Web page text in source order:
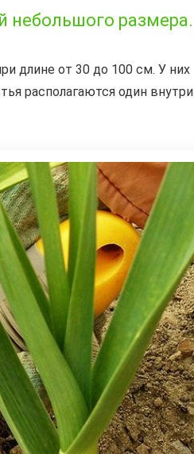
небольшого размера.
длине от 30 до 100 см. У них
располагаются один внутри